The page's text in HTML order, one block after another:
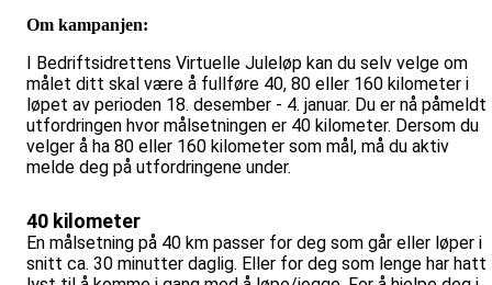
Om kampanjen:
I Bedriftsidrettens Virtuelle Juleløp kan du selv velge om
målet ditt skal være å fullføre 40, 80 eller 160 kilometer i
løpet av perioden 18. desember - 4. januar. Du er nå påmeldt
utfordringen hvor målsetningen er 40 kilometer. Dersom du
velger å ha 80 eller 160 kilometer som mål, må du aktiv
melde deg på utfordringene under.
40 kilometer
En målsetning på 40 km passer for deg som går eller løper i
snitt ca. 30 minutter daglig. Eller for deg som lenge har hatt